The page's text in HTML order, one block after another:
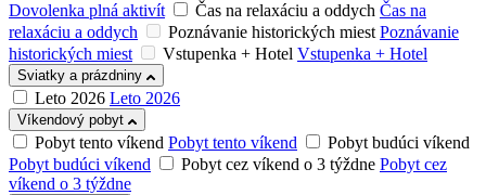
Dovolenka plná aktivít
Čas na relaxáciu a oddych Čas na
relaxáciu a oddych
Poznávanie historických miest Poznávanie
historických miest
Vstupenka + Hotel Vstupenka + Hotel
Sviatky a prázdniny
Leto 2026 Leto 2026
Víkendový pobyt
Pobyt tento víkend Pobyt tento víkend
Pobyt budúci víkend
Pobyt budúci víkend
Pobyt cez víkend o 3 týždne Pobyt cez
víkend o 3 týždne